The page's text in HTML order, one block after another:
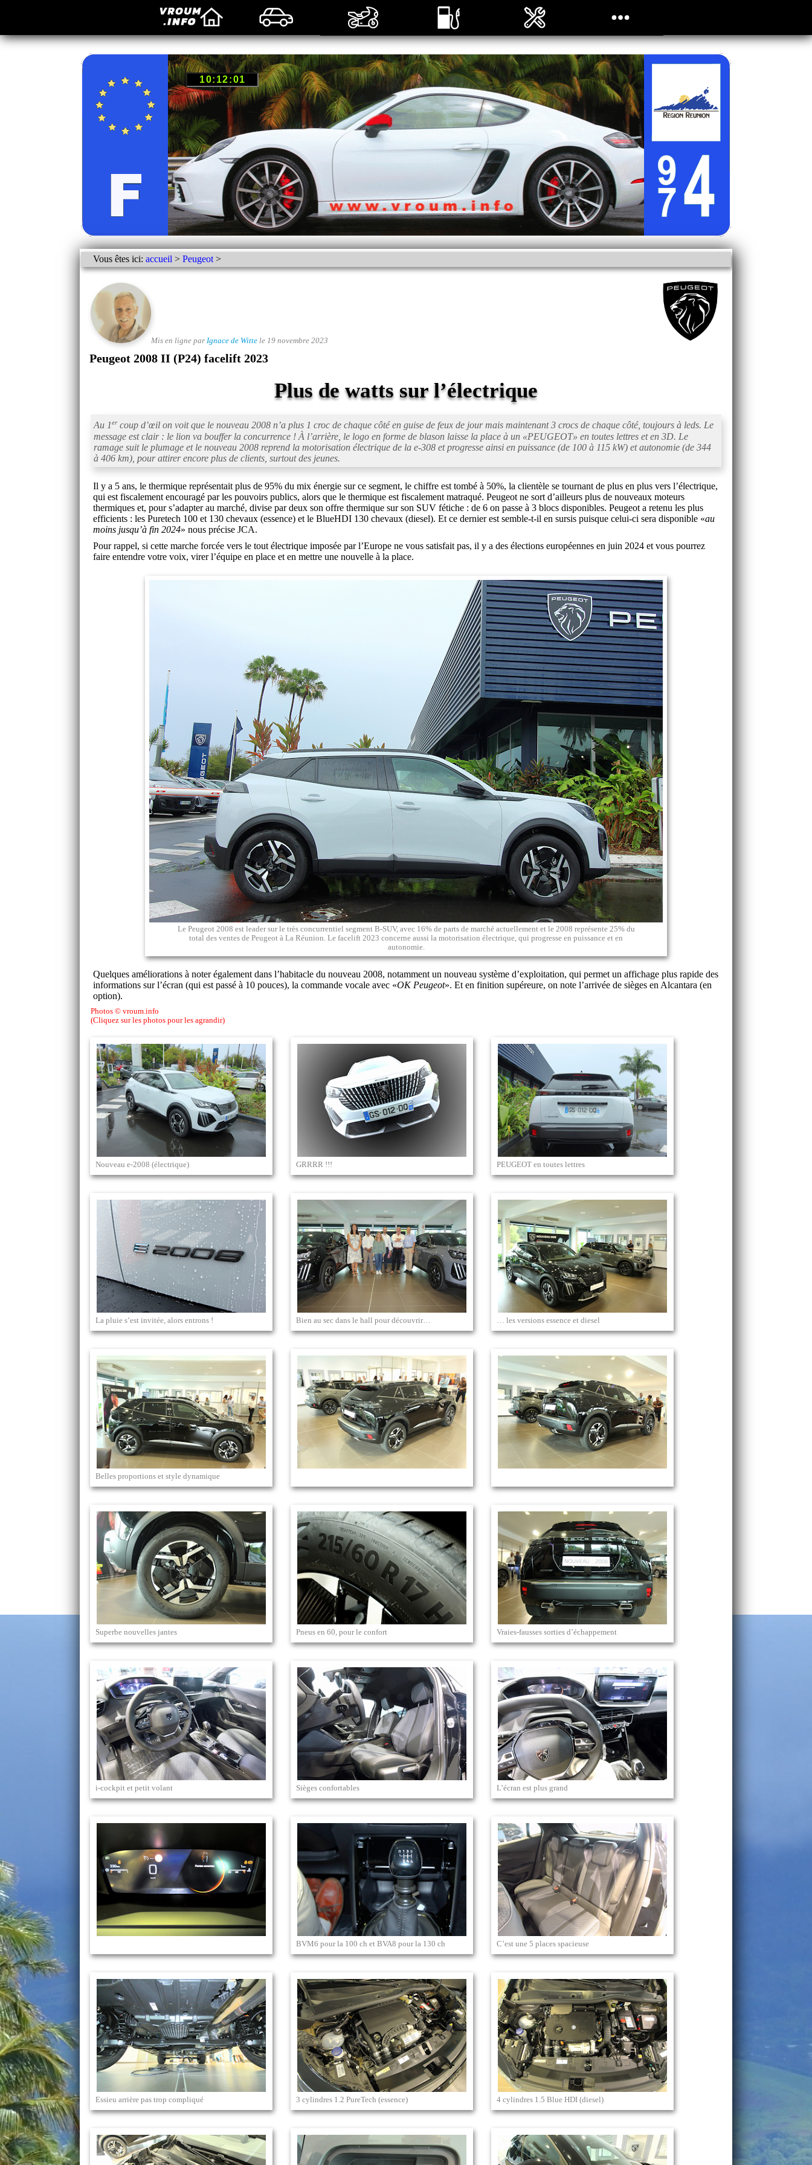
Vous êtes ici: accueil > Peugeot>
Mis en ligne par Ignace de Witte le 19 novembre 2023
Peugeot 2008 II (P24) facelift 2023
Plus de watts sur l’électrique
Au 1ercoup d’œil on voit que le nouveau 2008 n’a plus 1 croc de chaque côté en guise de feux de jour mais maintenant 3 crocs de chaque côté, toujours à leds. Le
message est clair : le lion va bouffer la concurrence ! À l’arrière, le logo en forme de blason laisse la place à un «PEUGEOT» en toutes lettres et en 3D. Le
ramage suit le plumage et le nouveau 2008 reprend la motorisation électrique de la e-308 et progresse ainsi en puissance (de 100 à 115 kW) et autonomie (de 344
à 406 km), pour attirer encore plus de clients, surtout des jeunes.
Il y a 5 ans, le thermique représentait plus de 95% du mix énergie sur ce segment, le chiffre est tombé à 50%, la clientèle se tournant de plus en plus vers l’électrique,
qui est fiscalement encouragé par les pouvoirs publics, alors que le thermique est fiscalement matraqué. Peugeot ne sort d’ailleurs plus de nouveaux moteurs
thermiques et, pour s’adapter au marché, divise par deux son offre thermique sur son SUV fétiche : de 6 on passe à 3 blocs disponibles. Peugeot a retenu les plus
efficients : les Puretech 100 et 130 chevaux (essence) et le BlueHDI 130 chevaux (diesel). Et ce dernier est semble-t-il en sursis puisque celui-ci sera disponible «au
moins jusqu’à fin 2024» nous précise JCA.
Pour rappel, si cette marche forcée vers le tout électrique imposée par l’Europe ne vous satisfait pas, il y a des élections européennes en juin 2024 et vous pourrez
faire entendre votre voix, virer l’équipe en place et en mettre une nouvelle à la place.
Le Peugeot 2008 est leader sur le très concurrentiel segment B-SUV, avec 16% de parts de marché actuellement et le 2008 représente 25% du
total des ventes de Peugeot à La Réunion. Le facelift 2023 concerne aussi la motorisation électrique, qui progresse en puissance et en
autonomie.
Quelques améliorations à noter également dans l’habitacle du nouveau 2008, notamment un nouveau système d’exploitation, qui permet un affichage plus rapide des
informations sur l’écran (qui est passé à 10 pouces), la commande vocale avec «OK Peugeot». Et en finition supéreure, on note l’arrivée de sièges en Alcantara (en
option).
Photos © vroum.info
(Cliquez sur les photos pour les agrandir)
Nouveau e-2008 (électrique) GRRRR !!! PEUGEOT en toutes lettres
La pluie s’est invitée, alors entrons ! Bien au sec dans le hall pour découvrir… … les versions essence et diesel
Belles proportions et style dynamique
Superbe nouvelles jantes Pneus en 60, pour le confort Vraies-fausses sorties d’échappement
i-cockpit et petit volant Sièges confortables L’écran est plus grand
BVM6 pour la 100 ch et BVA8 pour la 130 ch C’est une 5 places spacieuse
Essieu arrière pas trop compliqué 3 cylindres 1.2 PureTech (essence) 4 cylindres 1.5 Blue HDI (diesel)